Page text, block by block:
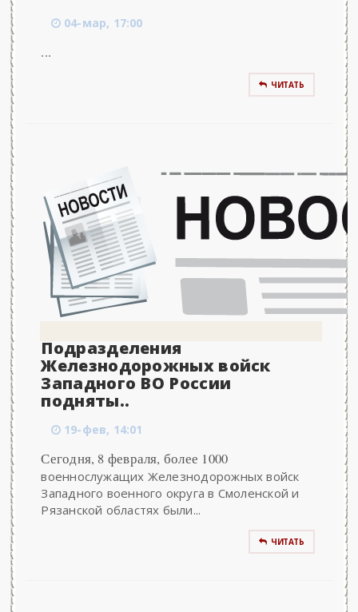
04-мар, 17:00
...
ЧИТАТЬ
Подразделения
Железнодорожных войск
Западного ВО России
подняты..
19-фев, 14:01
Сегодня, 8 февраля, более 1000
военнослужащих Железнодорожных войск
Западного военного округа в Смоленской и
Рязанской областях были...
ЧИТАТЬ